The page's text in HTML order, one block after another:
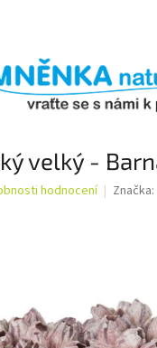
velký -
hodnocení Značka: